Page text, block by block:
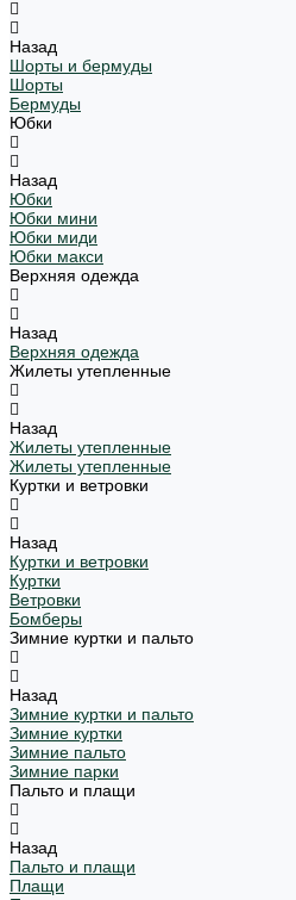
Назад
Шорты и бермуды
Шорты
Бермуды
Юбки
Назад
Юбки
Юбки мини
Юбки миди
Юбки макси
Верхняя одежда
Назад
Верхняя одежда
Жилеты утепленные
Назад
Жилеты утепленные
Жилеты утепленные
Куртки и ветровки
Назад
Куртки и ветровки
Куртки
Ветровки
Бомберы
Зимние куртки и пальто
Назад
Зимние куртки и пальто
Зимние куртки
Зимние пальто
Зимние парки
Пальто и плащи
Назад
Пальто и плащи
Плащи